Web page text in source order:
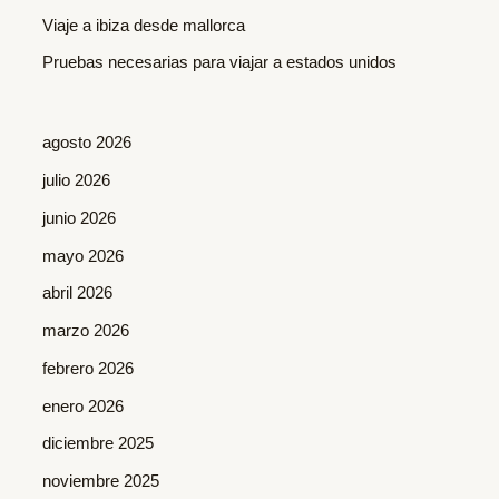
rViaje a ibiza desde mallorca
Pruebas necesarias para viajar a estados unidos
agosto 2026
julio 2026
junio 2026
mayo 2026
abril 2026
marzo 2026
febrero 2026
enero 2026
diciembre 2025
noviembre 2025